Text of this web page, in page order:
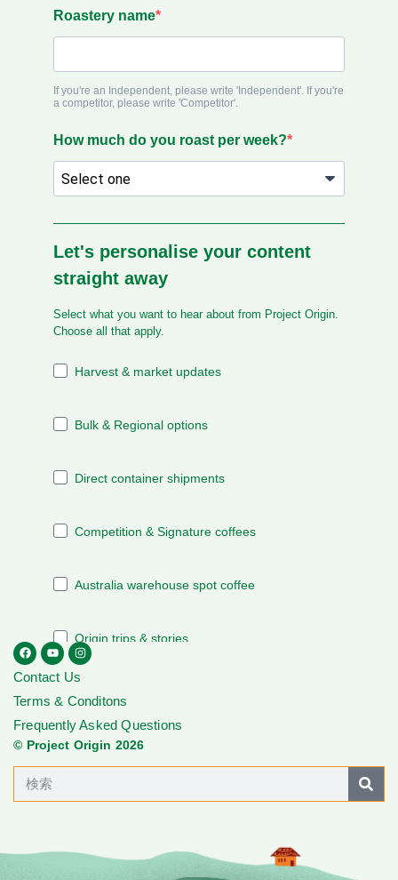
Contact Us
Terms & Conditons
Frequently Asked Questions
© Project Origin 2026